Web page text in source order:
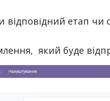
відповідний етап чи
який буде